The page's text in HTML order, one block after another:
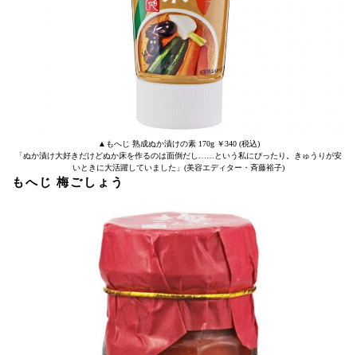
▲もへじ 熟成ぬか漬けの素 170g ￥340 (税込)
「ぬか漬け大好きだけどぬか床を作るのは面倒だし……という私にぴったり。きゅうりが安
いときに大活躍していました」(美容エディター・斉藤裕子)
もへじ 梅ごしょう